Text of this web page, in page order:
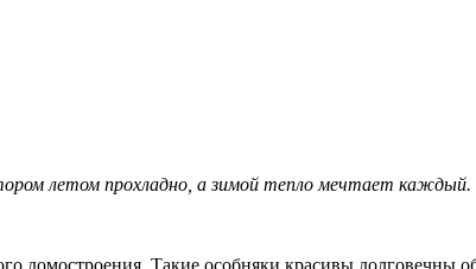
летом прохладно, а зимой тепло мечтает
домостроения. Такие особняки